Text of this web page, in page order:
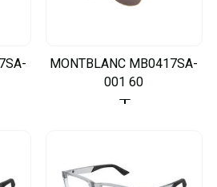
MONTBLANC MB0417SA-
001 60